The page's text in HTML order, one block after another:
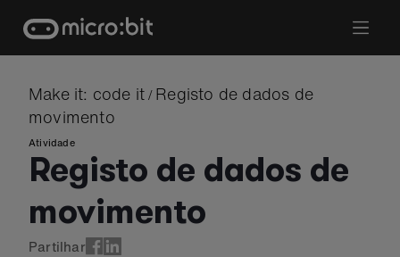
content
Make it: code it / Registo de dados de
movimento
Atividade
Registo de dados de
movimento
Partilhar